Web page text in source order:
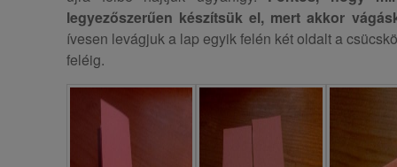
legyezőszerűen készítsük el, mert akkor
ívesen levágjuk a lap egyik felén két oldalt a
feléig.